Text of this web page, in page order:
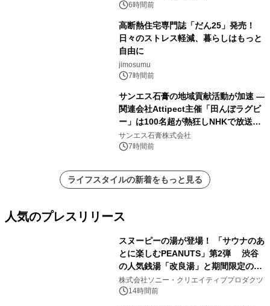
6時間前
高断熱住宅専門誌「だん25」発売！
日々のストレス軽減、暮らしはもっと
自由に
jimosumu
7時間前
サンエス石膏の地域貢献活動が加速 ―
関連会社Attipect主催「田んぼラグビ
ー」は100名超が熱狂しNHKで放送さ
れました。
サンエス石膏株式会社
7時間前
ライフスタイルの新着をもっと見る
人気のプレスリリース
スヌーピーの湯が登場！ 「サウナのあ
とに楽しむPEANUTS」第2弾 渋谷
の人気銭湯「改良湯」と期間限定のコ
ラボレーション サウナイキタイコラ
ボグッズも発売決定！
株式会社ソニー・クリエイティブプロダクツ
14時間前